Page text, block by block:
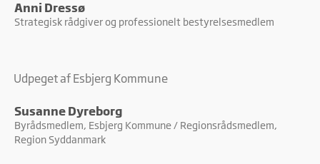
Anni Dressø
Strategisk rådgiver og professionelt bestyrelsesmedlem
Udpeget af Esbjerg Kommune
Susanne Dyreborg
Byrådsmedlem, Esbjerg Kommune / Regionsrådsmedlem,
Region Syddanmark